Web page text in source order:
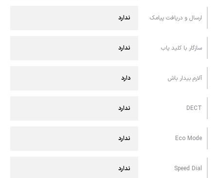
ارسال و دريافت پيامک ندارد
سازگار با کلید یاب ندارد
آلارم بیدار باش دارد
DECT ندارد
Eco Mode ندارد
Speed Dial ندارد